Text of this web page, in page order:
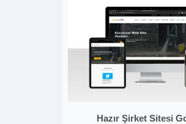
Hazır Şirket Sitesi